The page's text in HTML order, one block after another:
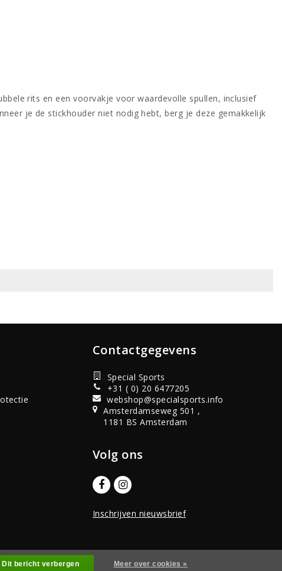
rits en een voorvakje voor waardevolle spullen, inclusief
je de stickhouder niet nodig hebt, berg je deze gemakkelijk
Contactgegevens
Special Sports
+31 ( 0) 20 6477205
webshop@specialsports.info
Amsterdamseweg 501 ,
1181 BS Amsterdam
Volg ons
Inschrijven nieuwsbrief
RealisatieInStijl Media
Dit bericht verbergen Meer over cookies »